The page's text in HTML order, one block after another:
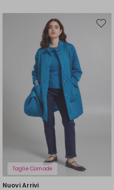
Taglie Comode
Nuovi Arrivi
Sposta